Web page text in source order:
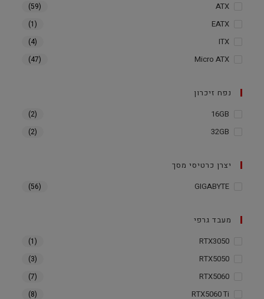
ATX
(59)
EATX
(1)
ITX
(4)
Micro ATX
(47)
נפח זיכרון
16GB
(2)
32GB
(2)
יצרן כרטיסי מסך
GIGABYTE
(56)
מעבד גרפי
RTX3050
(1)
RTX5050
(3)
RTX5060
(7)
RTX5060 Ti
(8)